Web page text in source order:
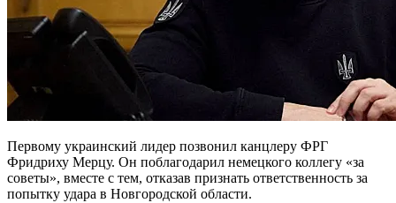
Первому украинский лидер позвонил канцлеру ФРГ
Фридриху Мерцу. Он поблагодарил немецкого коллегу «за
советы», вместе с тем, отказав признать ответственность за
попытку удара в Новгородской области.